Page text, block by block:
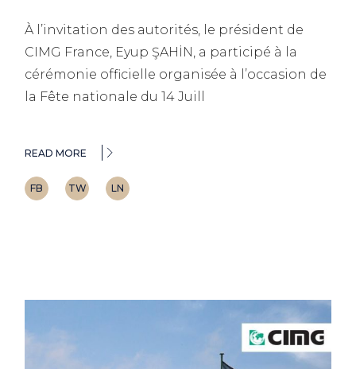
À l’invitation des autorités, le président de
CIMG France, Eyup ŞAHİN, a participé à la
cérémonie officielle organisée à l’occasion de
la Fête nationale du 14 Juill
READ MORE
FB TW LN